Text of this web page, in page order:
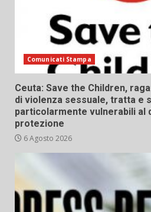
Comunicati Stampa
Ceuta: Save the Children,
di violenza sessuale, tratta e
particolarmente vulnerabili al
protezione
6 Agosto 2026